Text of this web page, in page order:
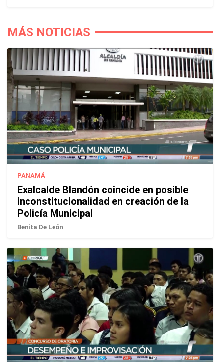
MÁS NOTICIAS
PANAMÁ
Exalcalde Blandón coincide en posible
inconstitucionalidad en creación de la
Policía Municipal
Benita De León